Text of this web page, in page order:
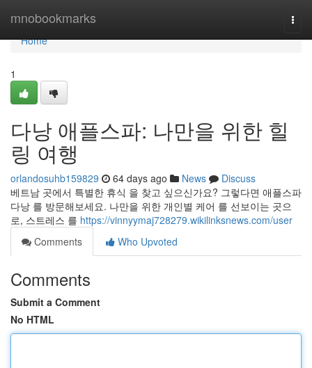
mnobookmarks
Home
Home
1
다낭 애플스파: 나만을 위한 힐
링 여행
orlandosuhb159829 64 days ago News
Discuss
베트남 곳에서 특별한 휴식 을 찾고 싶으신가요? 그렇다면 애플스파
다낭 를 방문해보세요. 나만을 위한 개인별 케어 를 선보이는 곳으
로, 스트레스 를 https://vinnyymaj728279.wikilinksnews.com/user
Comments
Who Upvoted
Comments
Submit a Comment
No HTML